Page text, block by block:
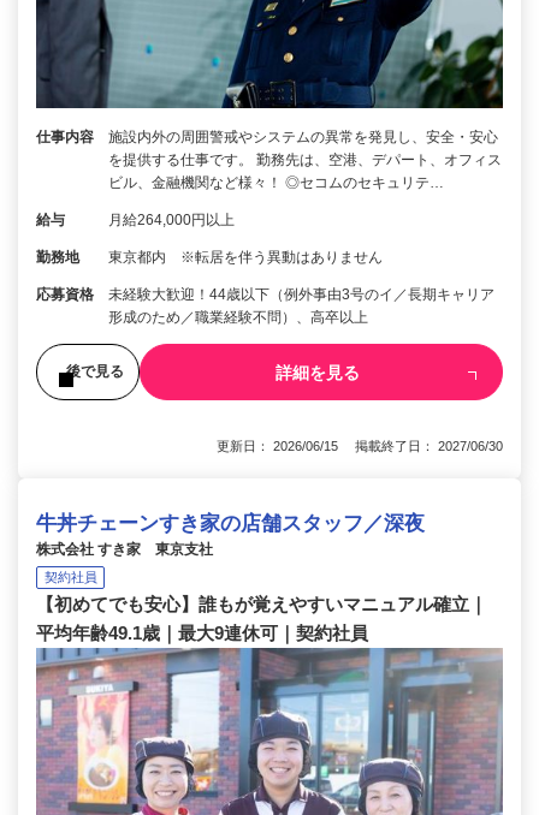
仕事内容
施設内外の周囲警戒やシステムの異常を発見し、安全・安心
を提供する仕事です。 勤務先は、空港、デパート、オフィス
ビル、金融機関など様々！ ◎セコムのセキュリテ…
給与 月給264,000円以上
勤務地 東京都内 ※転居を伴う異動はありません
応募資格
未経験大歓迎！44歳以下（例外事由3号のイ／長期キャリア
形成のため／職業経験不問）、高卒以上
後で見る 詳細を見る
更新日： 2026/06/15 掲載終了日： 2027/06/30
牛丼チェーンすき家の店舗スタッフ／深夜
株式会社 すき家 東京支社
契約社員
【初めてでも安心】誰もが覚えやすいマニュアル確立｜
平均年齢49.1歳｜最大9連休可｜契約社員